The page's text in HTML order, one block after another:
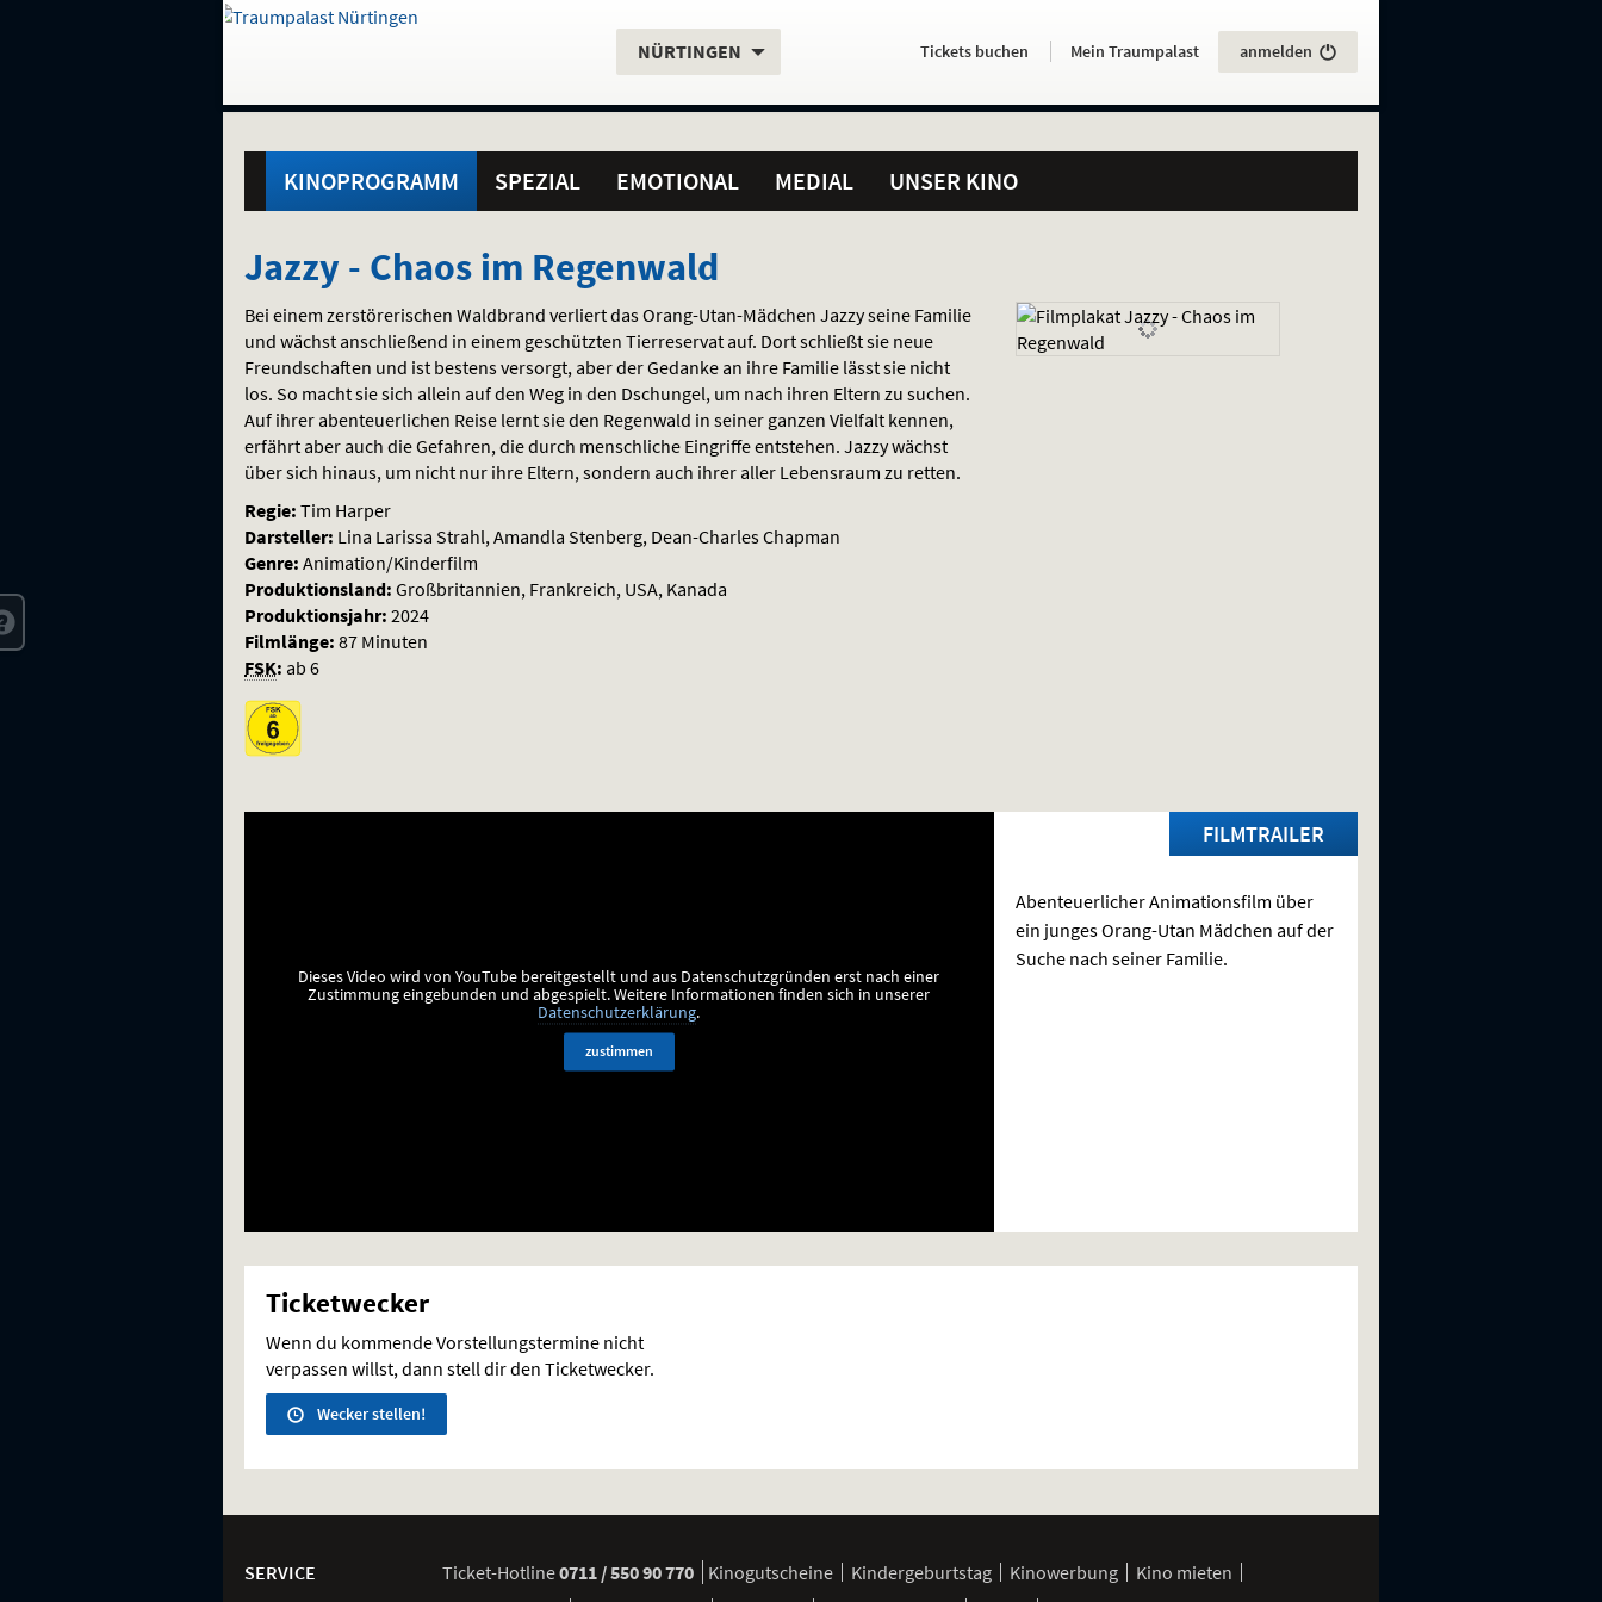
direkt
Inhalt
Menü
und
Gehe
Standortauswahl
Aktueller
NÜRTINGEN Servicefunktionen
Aktuelles
HierTickets buchen . Mein Traumpalast anmelden
KINOPROGRAMM SPEZIAL EMOTIONAL MEDIAL UNSER KINO
Jazzy
Chaos
im
Regenwald
Jazzy - Chaos im Regenwald
Bei einem zerstörerischen Waldbrand verliert das Orang-Utan-Mädchen Jazzy seine Familie
und wächst anschließend in einem geschützten Tierreservat auf. Dort schließt sie neue
Freundschaften und ist bestens versorgt, aber der Gedanke an ihre Familie lässt sie nicht
los. So macht sie sich allein auf den Weg in den Dschungel, um nach ihren Eltern zu suchen.
Auf ihrer abenteuerlichen Reise lernt sie den Regenwald in seiner ganzen Vielfalt kennen,
erfährt aber auch die Gefahren, die durch menschliche Eingriffe entstehen. Jazzy wächst
über sich hinaus, um nicht nur ihre Eltern, sondern auch ihrer aller Lebensraum zu retten.
Regie: Tim Harper
Darsteller: Lina Larissa Strahl, Amandla Stenberg, Dean-Charles Chapman
Genre: Animation/Kinderfilm
Produktionsland: Großbritannien, Frankreich, USA, Kanada
Produktionsjahr: 2024
Filmlänge: 87 Minuten
FSK: ab 6
FILMTRAILER
Dieses Video wird von YouTube bereitgestellt und aus Datenschutzgründen erst nach einer
Zustimmung eingebunden und abgespielt.Weitere Informationen finden sich in unserer
Datenschutzerklärung.
zustimmen
Abenteuerlicher Animationsfilm über
ein junges Orang-Utan Mädchen auf der
Suche nach seiner Familie.
Ticketwecker
Wenn du kommende Vorstellungstermine nicht
verpassen willst, dann stell dir den Ticketwecker.
Wecker stellen!
SERVICE Ticket-Hotline0711 / 550 90 770 Kinogutscheine Kindergeburtstag Kinowerbung
Kino mieten